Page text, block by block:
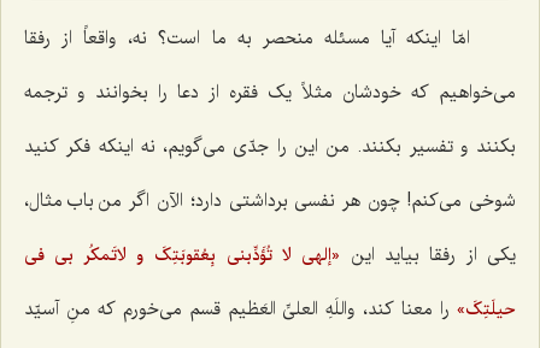
امّا اینکه آیا مسئله منحصر به ما است؟ نه، واقعاً از رفقا
می‌خواهیم که خودشان مثلاً یک فقره از دعا را بخوانند و ترجمه
بکنند و تفسیر بکنند. من این را جدّی می‌گویم، نه اینکه فکر کنید
شوخی می‌کنم! چون هر نفسی برداشتی دارد؛ الآن اگر من باب مثال،
یکی از رفقا بیاید این «إلهی لا تُؤَدِّبنی بِعُقوبَتِکَ و لاتَمکُر بی فی
حیلَتِکَ»را معنا کند، واللَهِ العلیِّ العَظیم قسم می‌خورم که منِ آسیّد